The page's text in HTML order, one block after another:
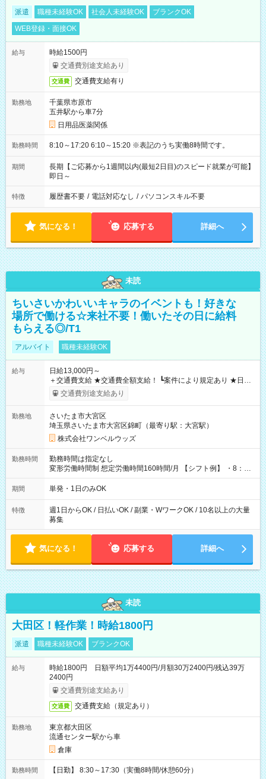
派遣 職種未経験OK 社会人未経験OK
ブランクOK
WEB登録・面接OK
給与
時給1500円
交通費別途支給あり
交通費 交通費支給有り
勤務地
千葉県市原市
五井駅から車7分
日用品医薬関係
勤務時間 8:10～17:20 6:10～15:20 ※表記のうち実働8時間です。
期間
長期【ご応募から1週間以内(最短2日目)のスピード就業が可能】
即日～
特徴 履歴書不要 / 電話対応なし / パソコンスキル不要
気になる！ 応募する 詳細へ
未読
ちいさいかわいいキャラのイベントも！好きな
場所で働ける☆来社不要！働いたその日に給料
もらえる◎/T1
アルバイト 職種未経験OK
給与
日給13,000円～
＋交通費支給 ★交通費全額支給！ ┗案件により規定あり ★日払
いOK！（規定あり） ┗働いたその日に現金GET♪ お仕事後はコ
ンビニATMから 日払い分を引き落とせます！ 【試用期間】試
交通費別途支給あり
勤務地
さいたま市大宮区
埼玉県さいたま市大宮区錦町（最寄り駅：大宮駅）
株式会社ワンベルウッズ
勤務時間
勤務時間は指定なし
変形労働時間制 想定労働時間160時間/月 【シフト例】 ・8：00
～21：00
期間 単発・1日のみOK
特徴
週1日からOK / 日払いOK / 副業・WワークOK / 10名以上の大量
募集
気になる！ 応募する 詳細へ
未読
大田区！軽作業！時給1800円
派遣 職種未経験OK ブランクOK
給与
時給1800円 日額平均1万4400円/月額30万2400円/残込39万
2400円
交通費別途支給あり
交通費 交通費支給（規定あり）
勤務地
東京都大田区
流通センター駅から車
倉庫
勤務時間 【日勤】 8:30～17:30（実働8時間/休憩60分）